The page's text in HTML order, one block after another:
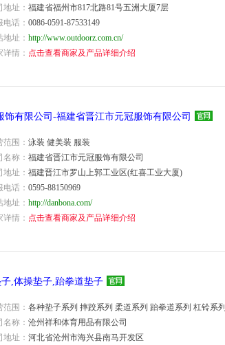
地址： 福建省福州市817北路81号五洲大厦7层
电话： 0086-0591-87533149
地址： http://www.outdoorz.com.cn/
详情： 点击查看商家及产品详细介绍
饰有限公司-福建省晋江市元冠服饰有限公司
范围： 泳装 健美装 服装
名称： 福建省晋江市元冠服饰有限公司
地址： 福建晋江市罗山上郭工业区(红喜工业大厦)
电话： 0595-88150969
地址： http://danbona.com/
详情： 点击查看商家及产品详细介绍
,体操垫子,跆拳道垫子
范围： 各种垫子系列 摔跤系列 柔道系列 跆拳道系列 杠铃系列
名称： 沧州祥和体育用品有限公司
地址： 河北省沧州市海兴县南马开发区